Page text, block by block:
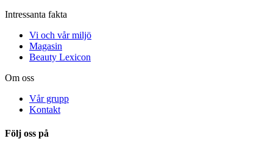
Intressanta fakta
Vi och vår miljö
Magasin
Beauty Lexicon
Om oss
Vår grupp
Kontakt
Följ oss på